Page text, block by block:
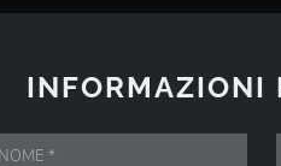
INFORMAZIONI